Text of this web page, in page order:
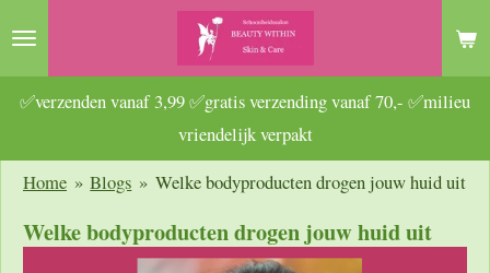
Ga
naar
hoofdinhoud
✅verzenden vanaf 3,99 ✅gratis verzending vanaf 70,- ✅milieu
vriendelijk verpakt
Home » Blogs » Welke bodyproducten drogen jouw huid uit
Welke bodyproducten drogen jouw huid uit